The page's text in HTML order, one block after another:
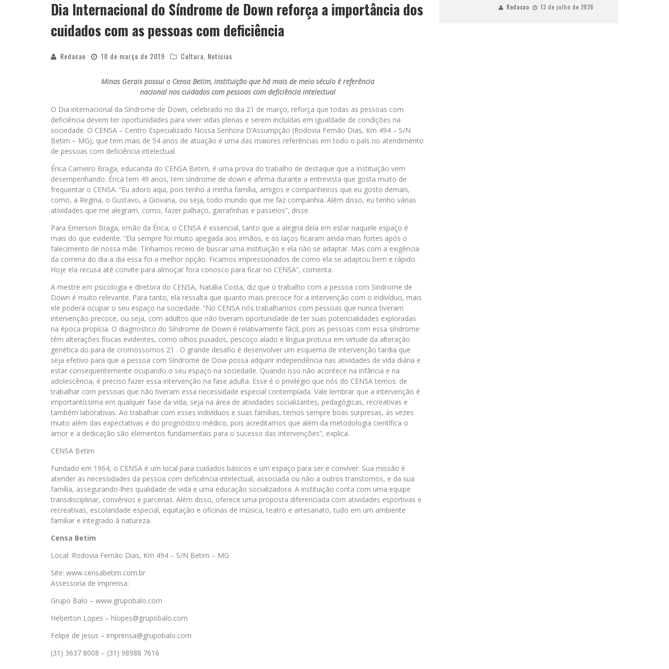
Dia Internacional do Síndrome de Down reforça a importância dos
cuidados com as pessoas com deficiência
Redacao 18 de março de 2019 Cultura Notícias
Minas Gerais possui o Censa Betim, instituição que há mais de meio século é referência
nacional nos cuidados com pessoas com deficiência intelectual
O Dia internacional da Síndrome de Down, celebrado no dia 21 de março, reforça que todas as pessoas com
deficiência devem ter oportunidades para viver vidas plenas e serem incluídas em igualdade de condições na
sociedade. O CENSA – Centro Especializado Nossa Senhora D’Assumpção (Rodovia Fernão Dias, Km 494 – S/N
Betim – MG), que tem mais de 54 anos de atuação é uma das maiores referências em todo o país no atendimento
de pessoas com deficiência intelectual.
Érica Carneiro Braga, educanda do CENSA Betim, é uma prova do trabalho de destaque que a instituição vem
desempenhando. Érica tem 49 anos, tem síndrome de down e afirma durante a entrevista que gosta muito de
frequentar o CENSA. “Eu adoro aqui, pois tenho a minha família, amigos e companheiros que eu gosto demais,
como, a Regina, o Gustavo, a Giovana, ou seja, todo mundo que me faz companhia. Além disso, eu tenho várias
atividades que me alegram, como, fazer palhaço, garrafinhas e passeios”, disse.
Para Emerson Braga, irmão da Érica, o CENSA é essencial, tanto que a alegria dela em estar naquele espaço é
mais do que evidente. “Ela sempre foi muito apegada aos irmãos, e os laços ficaram ainda mais fortes após o
falecimento de nossa mãe. Tínhamos receio de buscar uma instituição e ela não se adaptar. Mas com a exigência
da correria do dia a dia essa foi a melhor opção. Ficamos impressionados de como ela se adaptou bem e rápido.
Hoje ela recusa até convite para almoçar fora conosco para ficar no CENSA”, comenta.
A mestre em psicologia e diretora do CENSA, Natália Costa, diz que o trabalho com a pessoa com Sindrome de
Down é muito relevante. Para tanto, ela ressalta que quanto mais precoce for a intervenção com o indivíduo, mais
ele poderá ocupar o seu espaço na sociedade. “No CENSA nós trabalhamos com pessoas que nunca tiveram
intervenção precoce, ou seja, com adultos que não tiveram oportunidade de ter suas potencialidades exploradas
na época propícia. O diagnostico do Síndrome de Down é relativamente fácil, pois as pessoas com essa síndrome
têm alterações físicas evidentes, como olhos puxados, pescoço alado e língua protusa em virtude da alteração
genética do para de cromossomos 21 . O grande desafio é desenvolver um esquema de intervenção tardia que
seja efetivo para que a pessoa com Síndrome de Dow possa adquirir independência nas atividades de vida diária e
estar consequentemente ocupando o seu espaço na sociedade. Quando isso não acontece na infância e na
adolescência, é preciso fazer essa intervenção na fase adulta. Esse é o privilégio que nós do CENSA temos: de
trabalhar com pessoas que não tiveram essa necessidade especial contemplada. Vale lembrar que a intervenção é
importantíssima em qualquer fase da vida, seja na área de atividades socializantes, pedagógicas, recreativas e
também laborativas. Ao trabalhar com esses indivíduos e suas famílias, temos sempre boas surpresas, às vezes
muito além das expectativas e do prognóstico médico, pois acreditamos que além da metodologia científica o
amor e a dedicação são elementos fundamentais para o sucesso das intervenções”, explica.
CENSA Betim
Fundado em 1964, o CENSA é um local para cuidados básicos e um espaço para ser e conviver. Sua missão é
atender as necessidades da pessoa com deficiência intelectual, associada ou não a outros transtornos, e da sua
família, assegurando-lhes qualidade de vida e uma educação socializadora. A instituição conta com uma equipe
transdisciplinar, convênios e parcerias. Além disso, oferece uma proposta diferenciada com atividades esportivas e
recreativas, escolaridade especial, equitação e oficinas de música, teatro e artesanato, tudo em um ambiente
familiar e integrado à natureza.
Censa Betim
Local: Rodovia Fernão Dias, Km 494 – S/N Betim – MG
Site: www.censabetim.com.br
Assessoria de imprensa:
Grupo Balo – www.grupobalo.com
Heberton Lopes – hlopes@grupobalo.com
Felipe de Jesus – imprensa@grupobalo.com
(31) 3637 8008 – (31) 98988 7616
Redacao 13 de julho de 2026